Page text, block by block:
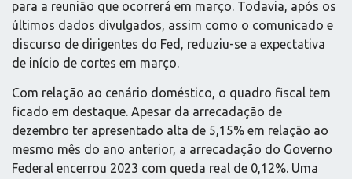
para a reunião que ocorrerá em março. Todavia, após os
últimos dados divulgados, assim como o comunicado e
discurso de dirigentes do Fed, reduziu-se a expectativa
de início de cortes em março.
Com relação ao cenário doméstico, o quadro fiscal tem
ficado em destaque. Apesar da arrecadação de
dezembro ter apresentado alta de 5,15% em relação ao
mesmo mês do ano anterior, a arrecadação do Governo
Federal encerrou 2023 com queda real de 0,12%. Uma